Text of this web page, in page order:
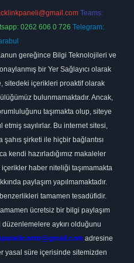
Teams:
0262 606 0 726 Telegram:
gereğince Bilgi Teknolojileri ve
bir Yer Sağlayıcı olarak
sitedeki içerikleri proaktif olarak
bulunmamaktadır. Ancak,
taşımakta olup, siteye
sayılırlar. Bu internet sitesi,
şirketi ile hiçbir bağlantısı
kendi hazırladığımız makaleler
haber niteliği taşımamakta
paylaşım yapılmamaktadır.
tamamen tesadüfidir.
ücretsiz bir bilgi paylaşım
aykırı olduğunu
adresine
yasal süre içerisinde sitemizden